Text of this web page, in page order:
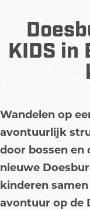
KIDS in
Wandelen op
avontuurlijk
door bossen en
nieuwe
kinderen
avontuur op de